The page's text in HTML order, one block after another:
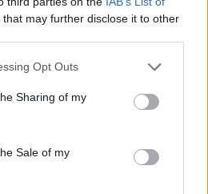
that may further disclose it to other
Opt Outs
Sharing of my
Sale of my
białe kropki na główce
, ja mam 19 lat a on 20 , on
, przesyłam zdjęcie jego
te kropki